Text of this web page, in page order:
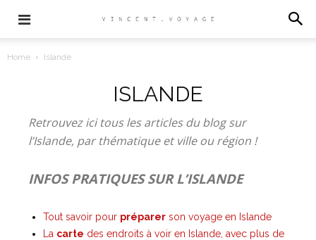
Home Islande
ISLANDE
Retrouvez ici tous les articles du blog sur
l’Islande, par thématique et ville ou région !
INFOS PRATIQUES SUR L’ISLANDE
Tout savoir pour préparer son voyage en Islande
La carte des endroits à voir en Islande, avec plus de